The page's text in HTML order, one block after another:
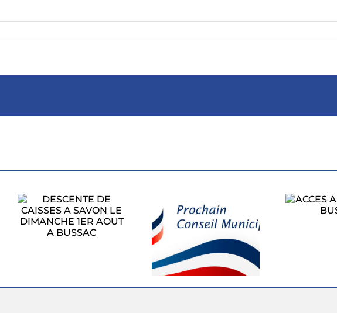
PROCHAIN
ACCES AU RALLYE
A BUSSAC